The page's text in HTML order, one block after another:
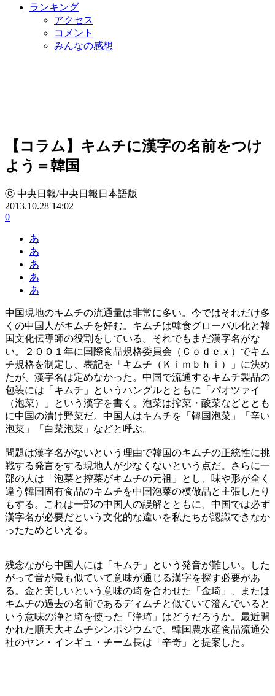
ランキング
アクセス
コメント
みんなの感想
【コラム】キムチに漢字の名前をつけ
よう＝韓国
ⓒ 中央日報/中央日報日本語版
2013.10.28 14:02
0
あ
あ
あ
あ
あ
中国現地のキムチの流通量は非常に多い。今ではそれだけ多
くの中国人がキムチを好む。キムチは韓食グローバル化と韓
国文化伝導師の役割をしている。それでもまだ漢字名がな
い。２００１年に国際食品規格委員会（Ｃｏｄｅｘ）でキム
チ規格を制定し、表記を「キムチ（Ｋｉｍｂｈｉ）」に決め
たが、漢字名は定めなかった。中国で流通するキムチ製品の
包装には「キムチ」というハングルとともに「パオツァイ
（泡菜）」という漢字を書く。泡菜は搾菜・酸菜などととも
に中国の漬け野菜だ。中国人はキムチを「韓国泡菜」「辛い
泡菜」「白菜泡菜」などと呼ぶ。
問題は漢字名がないという理由で韓国のキムチの正統性に挑
戦する発言をする現地人が少なくないという点だ。さらに一
部の人は「泡菜と搾菜がキムチの元祖」とし、味や形が全く
違う韓国固有食品のキムチを中国泡菜の模倣品と主張したり
もする。これは一部の中国人の誤解とともに、中国では必ず
漢字名が必要だという文化的な違いを私たちが認識できなか
ったためといえる。
残念ながら中国人には「キムチ」という発音が難しい。した
がって音が最も似ていて意味が通じる漢字を探す必要があ
る。金と美しいという意味の琦を合わせた「金琦」、または
キムチの過去の名前であるディムチと似ていて澄んでいると
いう意味の浄と琦を使った「浄琦」はどうだろうか。最近開
かれた順天大キムチシンポジウムで、韓国農水産食品流通公
社のヤン・インギュ・チーム長は「辛奇」と提案した。